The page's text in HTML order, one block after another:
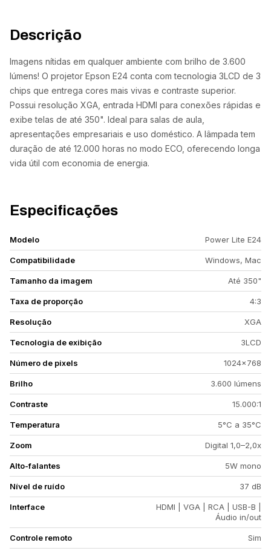
Descrição
Imagens nítidas em qualquer ambiente com brilho de 3.600
lúmens! O projetor Epson E24 conta com tecnologia 3LCD de 3
chips que entrega cores mais vivas e contraste superior.
Possui resolução XGA, entrada HDMI para conexões rápidas e
exibe telas de até 350". Ideal para salas de aula,
apresentações empresariais e uso doméstico. A lâmpada tem
duração de até 12.000 horas no modo ECO, oferecendo longa
vida útil com economia de energia.
Especificações
Modelo Power Lite E24
Compatibilidade Windows, Mac
Tamanho da imagem Até 350"
Taxa de proporção 4:3
Resolução XGA
Tecnologia de exibição 3LCD
Número de pixels 1024×768
Brilho 3.600 lúmens
Contraste 15.000:1
Temperatura 5°C a 35°C
Zoom Digital 1,0–2,0x
Alto-falantes 5W mono
Nível de ruído 37 dB
Interface
HDMI | VGA | RCA | USB-B |
Áudio in/out
Controle remoto Sim